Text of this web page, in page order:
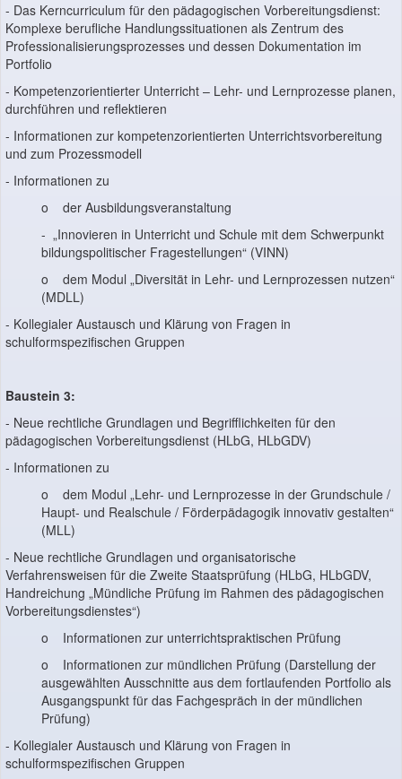
- Das Kerncurriculum für den pädagogischen Vorbereitungsdienst:
Komplexe berufliche Handlungssituationen als Zentrum des
Professionalisierungsprozesses und dessen Dokumentation im
Portfolio
- Kompetenzorientierter Unterricht – Lehr- und Lernprozesse planen,
durchführen und reflektieren
- Informationen zur kompetenzorientierten Unterrichtsvorbereitung
und zum Prozessmodell
- Informationen zu
o der Ausbildungsveranstaltung
- „Innovieren in Unterricht und Schule mit dem Schwerpunkt
bildungspolitischer Fragestellungen“ (VINN)
o dem Modul „Diversität in Lehr- und Lernprozessen nutzen“
(MDLL)
- Kollegialer Austausch und Klärung von Fragen in
schulformspezifischen Gruppen
Baustein 3:
- Neue rechtliche Grundlagen und Begrifflichkeiten für den
pädagogischen Vorbereitungsdienst (HLbG, HLbGDV)
- Informationen zu
o dem Modul „Lehr- und Lernprozesse in der Grundschule /
Haupt- und Realschule / Förderpädagogik innovativ gestalten“
(MLL)
- Neue rechtliche Grundlagen und organisatorische
Verfahrensweisen für die Zweite Staatsprüfung (HLbG, HLbGDV,
Handreichung „Mündliche Prüfung im Rahmen des pädagogischen
Vorbereitungsdienstes“)
o Informationen zur unterrichtspraktischen Prüfung
o Informationen zur mündlichen Prüfung (Darstellung der
ausgewählten Ausschnitte aus dem fortlaufenden Portfolio als
Ausgangspunkt für das Fachgespräch in der mündlichen
Prüfung)
- Kollegialer Austausch und Klärung von Fragen in
schulformspezifischen Gruppen